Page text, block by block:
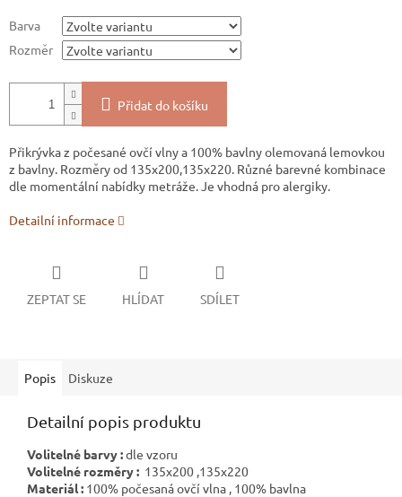
Barva
Rozměr
Přidat do košíku
Přikrývka z počesané ovčí vlny a 100% bavlny olemovaná lemovkou
z bavlny. Rozměry od 135x200,135x220. Různé barevné kombinace
dle momentální nabídky metráže. Je vhodná pro alergiky.
Detailní informace
ZEPTAT SE HLÍDAT SDÍLET
Popis Diskuze
Detailní popis produktu
Volitelné barvy :dle vzoru
Volitelné rozměry : 135x200 ,135x220
Materiál : 100% počesaná ovčí vlna , 100% bavlna